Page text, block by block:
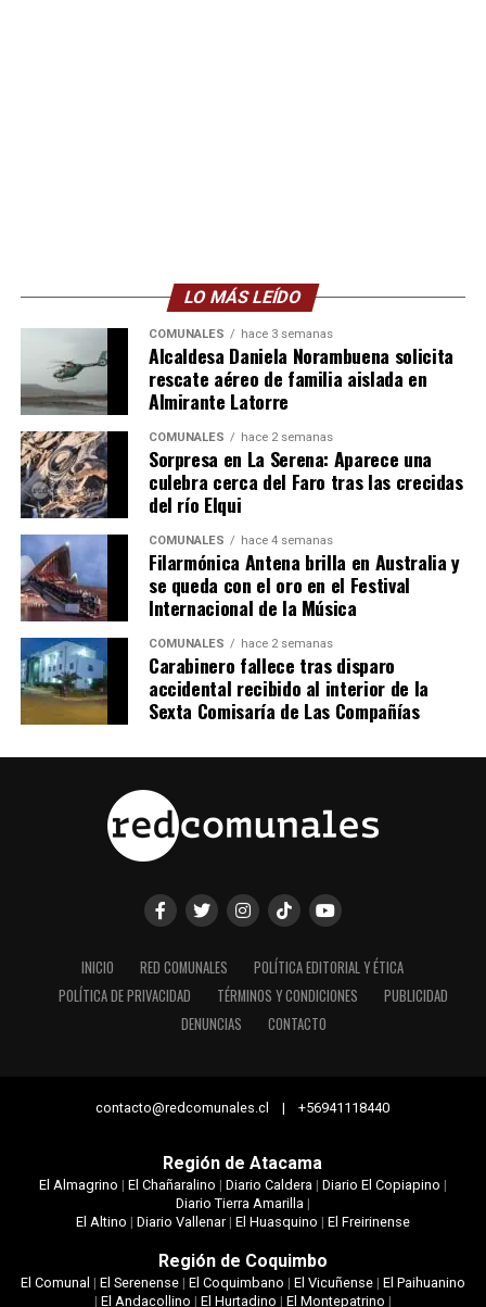
LO MÁS LEÍDO
COMUNALES hace 3 semanas
Alcaldesa Daniela Norambuena solicita
rescate aéreo de familia aislada en
Almirante Latorre
COMUNALES hace 2 semanas
Sorpresa en La Serena: Aparece una
culebra cerca del Faro tras las crecidas
del río Elqui
COMUNALES hace 4 semanas
Filarmónica Antena brilla en Australia y
se queda con el oro en el Festival
Internacional de la Música
COMUNALES hace 2 semanas
Carabinero fallece tras disparo
accidental recibido al interior de la
Sexta Comisaría de Las Compañías
INICIO RED COMUNALES
POLÍTICA EDITORIAL Y ÉTICA
POLÍTICA DE PRIVACIDAD
TÉRMINOS Y CONDICIONES
PUBLICIDAD
DENUNCIAS
CONTACTO
contacto@redcomunales.cl | +56941118440
Región de Atacama
El Almagrino | El Chañaralino | Diario Caldera| Diario El Copiapino |
Diario Tierra Amarilla|
El Altino | Diario Vallenar| El Huasquino | El Freirinense
Región de Coquimbo
El Comunal | El Serenense| El Coquimbano | El Vicuñense| El Paihuanino
| El Andacollino | El Hurtadino | El Montepatrino |